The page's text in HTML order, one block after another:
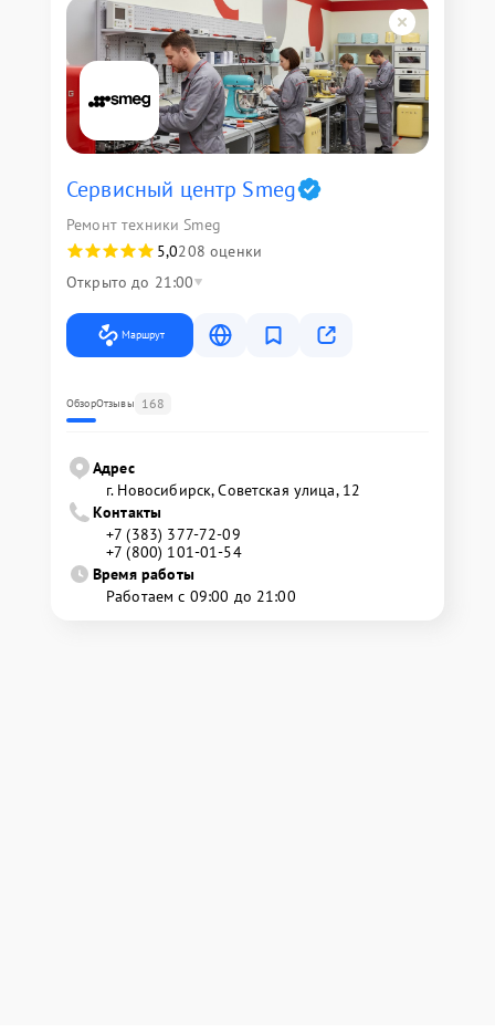
Сервисный центр Smeg
Ремонт техники Smeg
5,0208 оценки
Открыто до 21:00
Маршрут
ОбзорОтзывы 168
Адрес
г. Новосибирск, Советская улица, 12
Контакты
+7 (383) 377-72-09
+7 (800) 101-01-54
Время работы
Работаем с 09:00 до 21:00